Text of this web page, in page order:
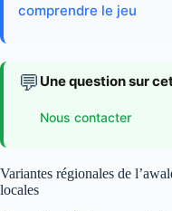
comprendre le jeu
💬 Une question sur
Nous contacter
Variantes régionales de
locales